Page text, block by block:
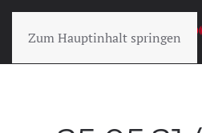
Zum Hauptinhalt springen